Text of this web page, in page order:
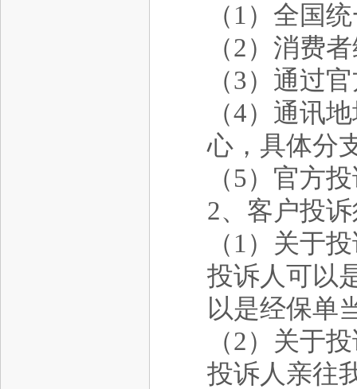
（1）全国
（2）消费
（3）通过
（4）通讯
心，具体分
（5）官方
2、客户投
（1）关于
投诉人可以
以是经保单
（2）关于
投诉人亲往